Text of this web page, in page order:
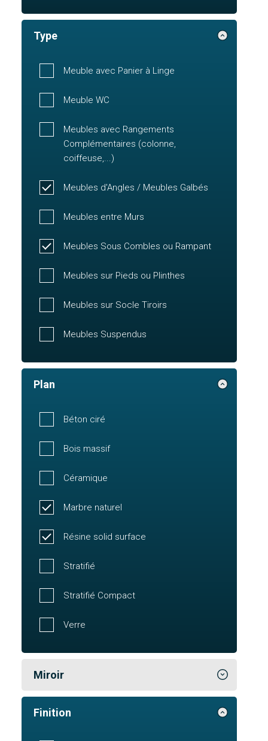
Type
Meuble avec Panier à Linge
Meuble WC
Meubles avec Rangements
Complémentaires (colonne,
coiffeuse,...)
Meubles d'Angles / Meubles Galbés
Meubles entre Murs
Meubles Sous Combles ou Rampant
Meubles sur Pieds ou Plinthes
Meubles sur Socle Tiroirs
Meubles Suspendus
Plan
Béton ciré
Bois massif
Céramique
Marbre naturel
Résine solid surface
Stratifié
Stratifié Compact
Verre
Miroir
Finition